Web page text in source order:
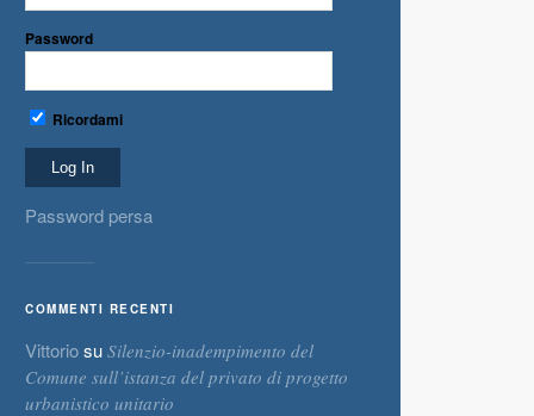
Password
Ricordami
Password persa
COMMENTI RECENTI
Vittoriosu Silenzio-inadempimento del
Comune sull’istanza del privato di progetto
urbanistico unitario